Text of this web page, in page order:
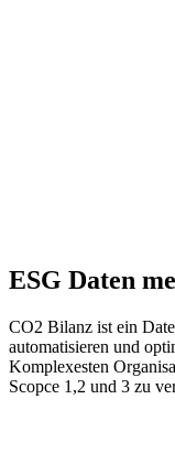
ESG Daten
CO2 Bilanz ist ein
automatisieren und
Komplexesten
Scopce 1,2 und 3 zu